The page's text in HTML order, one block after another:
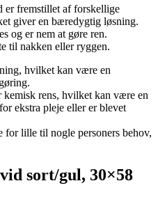
er fremstillet af forskellige
giver en bæredygtig løsning.
og er nem at gøre ren.
til nakken eller ryggen.
hvilket kan være en
rens, hvilket kan være en
ekstra pleje eller er blevet
for lille til nogle personers behov,
sort/gul, 30×58